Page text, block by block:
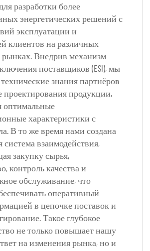
разработки более
энергетических решений с
эксплуатации и
клиентов на различных
Внедрив механизм
поставщиков (ESI), мы
знания партнёров
проектирования продукции,
оптимальные
характеристики с
В то же время нами создана
система взаимодействия,
закупку сырья,
контроль качества и
обслуживание, что
оперативный
в цепочке поставок и
Такое глубокое
не только повышает нашу
на изменения рынка, но и